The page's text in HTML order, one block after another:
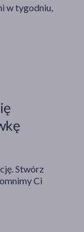
w tygodniu,
Stwórz
Ci